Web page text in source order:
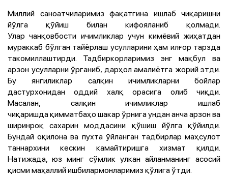
Миллий саноатчиларимиз фақатгина ишлаб чиқаришни
йўлга қўйиш билан кифояланиб қолмади.
Улар чанқовбости ичимликлар учун кимёвий жиҳатдан
мураккаб бўлган тайёрлаш усулларини ҳам илғор тарзда
такомиллаштирди. Тадбиркорларимиз энг мақбул ва
арзон усулларни ўрганиб, дарҳол амалиётга жорий этди.
Бу янгиликлар салқин ичимликларни бойлар
дастурхонидан оддий халқ орасига олиб чиқди.
Масалан, салқин ичимликлар ишлаб
чиқаришда қимматбаҳо шакар ўрнига ундан анча арзон ва
ширинроқ сахарин моддасини қўшиш йўлга қўйилди.
Бундай оқилона ва пухта ўйланган тадбирлар маҳсулот
таннархини кескин камайтиришга хизмат қилди.
Натижада, юз минг сўмлик улкан айланманинг асосий
қисми маҳаллий ишбилармонларимиз қўлига ўтди.